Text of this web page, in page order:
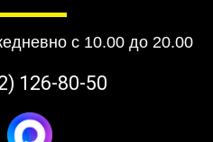
с 10.00 до 20.00
126-80-50